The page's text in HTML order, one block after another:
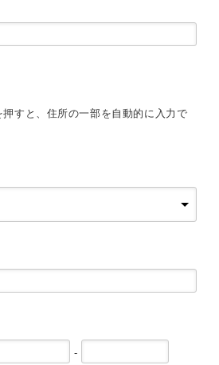
押すと、住所の一部を自動的に入力で
-